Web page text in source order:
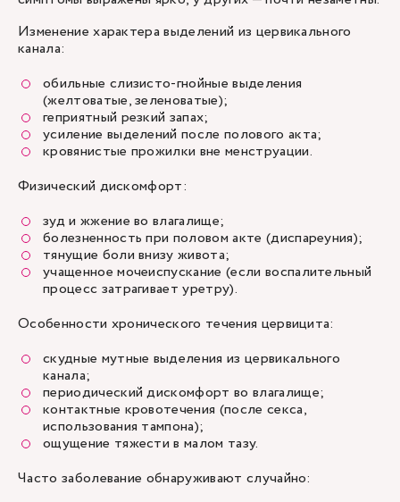
Изменение характера выделений из цервикального
канала:
обильные слизисто-гнойные выделения
(желтоватые, зеленоватые);
геприятный резкий запах;
усиление выделений после полового акта;
кровянистые прожилки вне менструации.
Физический дискомфорт:
зуд и жжение во влагалище;
болезненность при половом акте (диспареуния);
тянущие боли внизу живота;
учащенное мочеиспускание (если воспалительный
процесс затрагивает уретру).
Особенности хронического течения цервицита:
скудные мутные выделения из цервикального
канала;
периодический дискомфорт во влагалище;
контактные кровотечения (после секса,
использования тампона);
ощущение тяжести в малом тазу.
Часто заболевание обнаруживают случайно: